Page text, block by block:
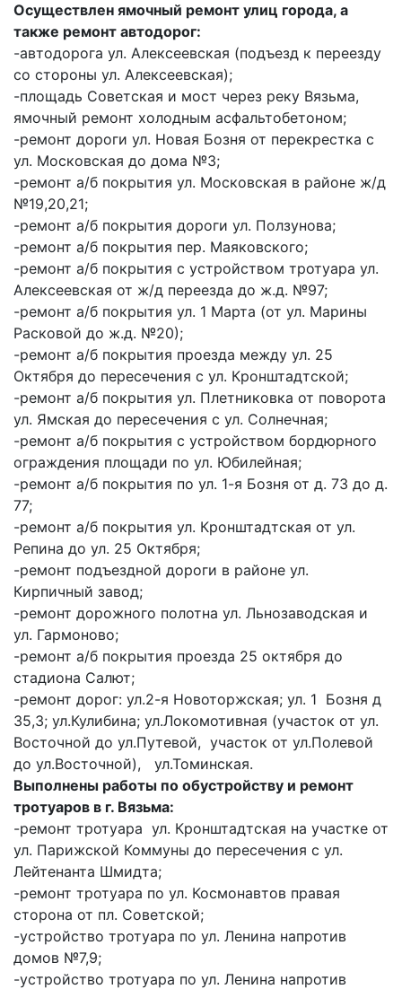
Осуществлен ямочный ремонт улиц города, а
также ремонт автодорог:
-автодорога ул. Алексеевская (подъезд к переезду
со стороны ул. Алексеевская);
-площадь Советская и мост через реку Вязьма,
ямочный ремонт холодным асфальтобетоном;
-ремонт дороги ул. Новая Бозня от перекрестка с
ул. Московская до дома №3;
-ремонт а/б покрытия ул. Московская в районе ж/д
№19,20,21;
-ремонт а/б покрытия дороги ул. Ползунова;
-ремонт а/б покрытия пер. Маяковского;
-ремонт а/б покрытия с устройством тротуара ул.
Алексеевская от ж/д переезда до ж.д. №97;
-ремонт а/б покрытия ул. 1 Марта (от ул. Марины
Расковой до ж.д. №20);
-ремонт а/б покрытия проезда между ул. 25
Октября до пересечения с ул. Кронштадтской;
-ремонт а/б покрытия ул. Плетниковка от поворота
ул. Ямская до пересечения с ул. Солнечная;
-ремонт а/б покрытия с устройством бордюрного
ограждения площади по ул. Юбилейная;
-ремонт а/б покрытия по ул. 1-я Бозня от д. 73 до д.
77;
-ремонт а/б покрытия ул. Кронштадтская от ул.
Репина до ул. 25 Октября;
-ремонт подъездной дороги в районе ул.
Кирпичный завод;
-ремонт дорожного полотна ул. Льнозаводская и
ул. Гармоново;
-ремонт а/б покрытия проезда 25 октября до
стадиона Салют;
-ремонт дорог: ул.2-я Новоторжская; ул. 1 Бозня д
35,3; ул.Кулибина; ул.Локомотивная (участок от ул.
Восточной до ул.Путевой, участок от ул.Полевой
до ул.Восточной), ул.Томинская.
Выполнены работы по обустройству и ремонт
тротуаров в г. Вязьма:
-ремонт тротуара ул. Кронштадтская на участке от
ул. Парижской Коммуны до пересечения с ул.
Лейтенанта Шмидта;
-ремонт тротуара по ул. Космонавтов правая
сторона от пл. Советской;
-устройство тротуара по ул. Ленина напротив
домов №7,9;
-устройство тротуара по ул. Ленина напротив